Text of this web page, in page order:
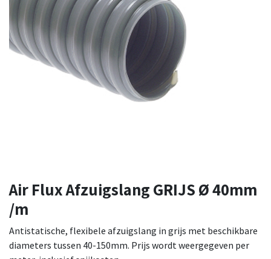
Air Flux Afzuigslang GRIJS Ø 40mm
/m
Antistatische, flexibele afzuigslang in grijs met beschikbare
diameters tussen 40-150mm. Prijs wordt weergegeven per